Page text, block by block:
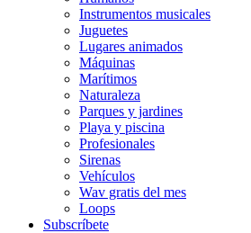
Instrumentos musicales
Juguetes
Lugares animados
Máquinas
Marítimos
Naturaleza
Parques y jardines
Playa y piscina
Profesionales
Sirenas
Vehículos
Wav gratis del mes
Loops
Subscríbete